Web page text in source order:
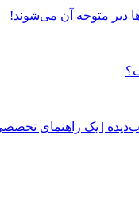
دیر متوجه آن می‌شوند!
| یک راهنمای